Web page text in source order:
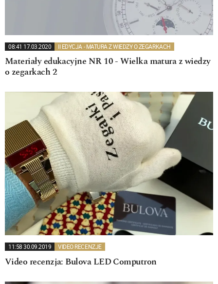
08:41 17.03.2020 II EDYCJA - MATURA Z WIEDZY O ZEGARKACH
Materiały edukacyjne NR 10 - Wielka matura z wiedzy
o zegarkach 2
11:58 30.09.2019 VIDEO RECENZJE
Video recenzja: Bulova LED Computron